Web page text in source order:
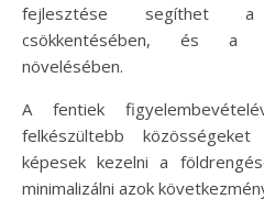
fejlesztése segíthet a
csökkentésében, és a
növelésében.
A fentiek
felkészültebb
képesek kezelni a
minimalizálni azok